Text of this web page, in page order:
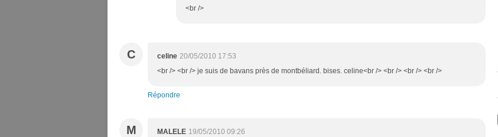
<br />
C celine 20/05/2010 17:53
<br /> <br /> je suis de bavans près de montbéliard. bises. celine<br /> <br /> <br /> <br />
Répondre
M MALELE 19/05/2010 09:26